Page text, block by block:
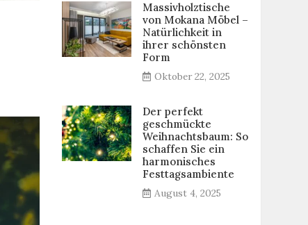
Massivholztische
von Mokana Möbel –
Natürlichkeit in
ihrer schönsten
Form
Oktober 22, 2025
Der perfekt
geschmückte
Weihnachtsbaum: So
schaffen Sie ein
harmonisches
Festtagsambiente
August 4, 2025